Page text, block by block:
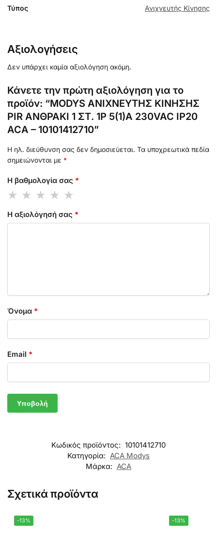
Τύπος Ανιχνευτής Κίνησης
Αξιολογήσεις
Δεν υπάρχει καμία αξιολόγηση ακόμη.
Κάνετε την πρώτη αξιολόγηση για το
προϊόν: “MODYS ΑΝΙΧΝΕΥΤΗΣ ΚΙΝΗΣΗΣ
PIR ΑΝΘΡΑΚΙ 1 ΣΤ. 1P 5(1)A 230VAC IP20
ACA – 10101412710”
Η ηλ. διεύθυνση σας δεν δημοσιεύεται. Τα υποχρεωτικά πεδία
σημειώνονται με *
Η βαθμολογία σας *
Η αξιολόγησή σας *
Όνομα *
Email *
Κωδικός προϊόντος: 10101412710
Κατηγορία: ACA Modys
Μάρκα: ACA
Σχετικά προϊόντα
-13% -13%